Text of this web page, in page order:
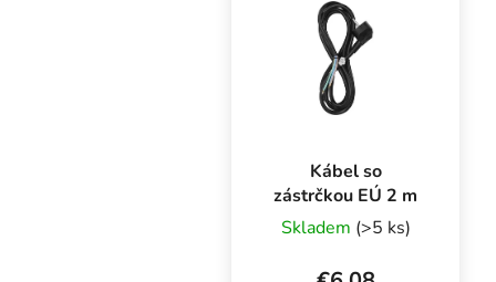
Odrazivosť 86 %.
Kábel so
zástrčkou EÚ 2 m
Skladem (>5 ks)